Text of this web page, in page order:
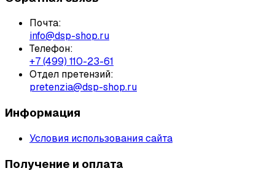
Почта:
info@dsp-shop.ru
Телефон:
+7 (499) 110-23-61
Отдел претензий:
pretenzia@dsp-shop.ru
Информация
Условия использования сайта
Получение и оплата